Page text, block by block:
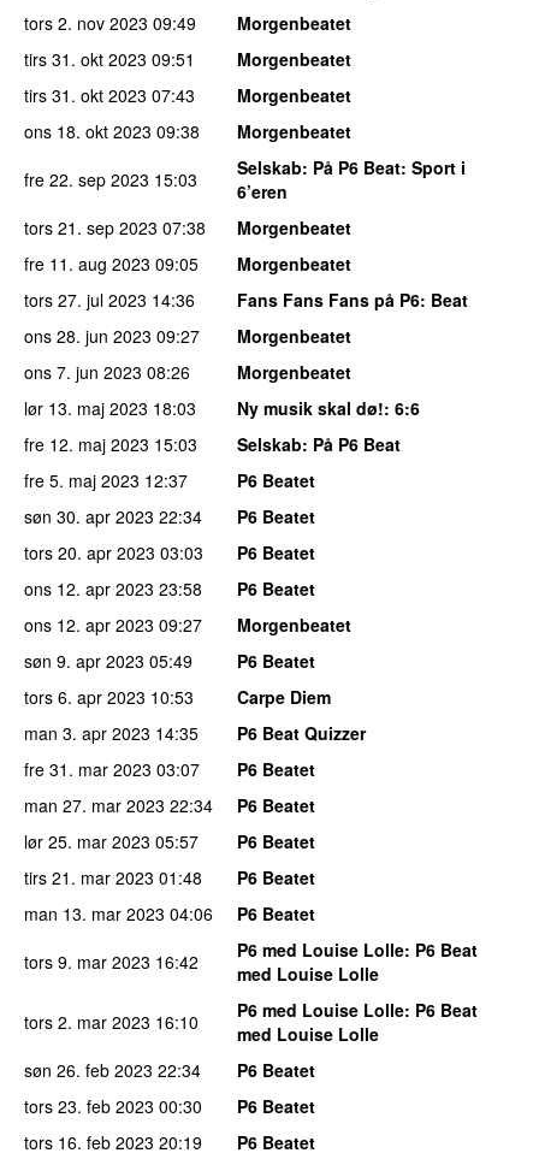
tors 2. nov 2023 09:49
Morgenbeatet
tirs 31. okt 2023 09:51
Morgenbeatet
tirs 31. okt 2023 07:43
Morgenbeatet
ons 18. okt 2023 09:38
Morgenbeatet
fre 22. sep 2023 15:03 Selskab: På P6 Beat: Sport i
6’eren
tors 21. sep 2023 07:38
Morgenbeatet
fre 11. aug 2023 09:05
Morgenbeatet
tors 27. jul 2023 14:36 Fans Fans Fans på P6: Beat
ons 28. jun 2023 09:27
Morgenbeatet
ons 7. jun 2023 08:26
Morgenbeatet
lør 13. maj 2023 18:03 Ny musik skal dø!: 6:6
fre 12. maj 2023 15:03 Selskab: På P6 Beat
fre 5. maj 2023 12:37
P6 Beatet
søn 30. apr 2023 22:34
P6 Beatet
tors 20. apr 2023 03:03
P6 Beatet
ons 12. apr 2023 23:58
P6 Beatet
ons 12. apr 2023 09:27
Morgenbeatet
søn 9. apr 2023 05:49
P6 Beatet
tors 6. apr 2023 10:53
Carpe Diem
man 3. apr 2023 14:35
P6 Beat Quizzer
fre 31. mar 2023 03:07
P6 Beatet
man 27. mar 2023 22:34
P6 Beatet
lør 25. mar 2023 05:57
P6 Beatet
tirs 21. mar 2023 01:48
P6 Beatet
man 13. mar 2023 04:06
P6 Beatet
tors 9. mar 2023 16:42 P6 med Louise Lolle: P6 Beat
med Louise Lolle
tors 2. mar 2023 16:10 P6 med Louise Lolle: P6 Beat
med Louise Lolle
søn 26. feb 2023 22:34
P6 Beatet
tors 23. feb 2023 00:30
P6 Beatet
tors 16. feb 2023 20:19
P6 Beatet